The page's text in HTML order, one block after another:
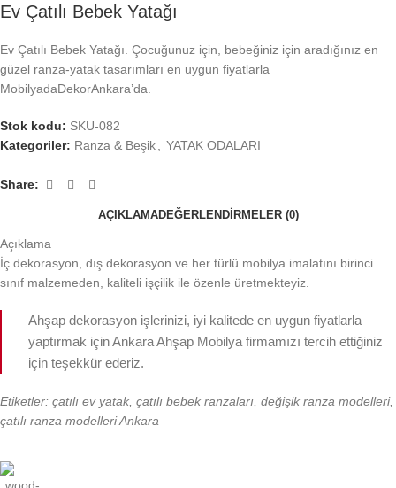
Ev Çatılı Bebek Yatağı
Ev Çatılı Bebek Yatağı. Çocuğunuz için, bebeğiniz için aradığınız en
güzel ranza-yatak tasarımları en uygun fiyatlarla
MobilyadaDekorAnkara’da.
Stok kodu: SKU-082
Kategoriler: Ranza & Beşik YATAK ODALARI
Share:
AÇIKLAMADEĞERLENDIRMELER (0)
Açıklama
İç dekorasyon, dış dekorasyon ve her türlü mobilya imalatını birinci
sınıf malzemeden, kaliteli işçilik ile özenle üretmekteyiz.
Ahşap dekorasyon işlerinizi, iyi kalitede en uygun fiyatlarla
yaptırmak için Ankara Ahşap Mobilya firmamızı tercih ettiğiniz
için teşekkür ederiz.
Etiketler: çatılı ev yatak, çatılı bebek ranzaları, değişik ranza modelleri,
çatılı ranza modelleri Ankara